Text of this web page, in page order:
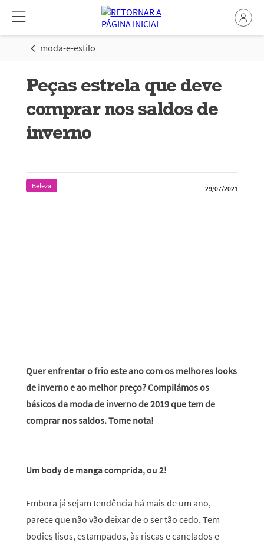
moda-e-estilo
Peças estrela que deve
comprar nos saldos de
inverno
Beleza 29/07/2021
Quer enfrentar o frio este ano com os melhores looks
de inverno e ao melhor preço? Compilámos os
básicos da moda de inverno de 2019 que tem de
comprar nos saldos. Tome nota!
Um body de manga comprida, ou 2!
Embora já sejam tendência há mais de um ano,
parece que não vão deixar de o ser tão cedo. Tem
bodies lisos, estampados, às riscas e canelados e